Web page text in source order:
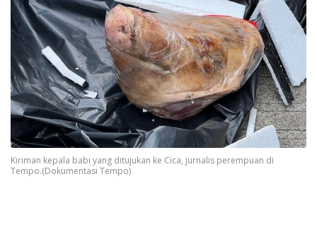
Kiriman kepala babi yang ditujukan ke Cica, jurnalis perempuan di
Tempo.(Dokumentasi Tempo)